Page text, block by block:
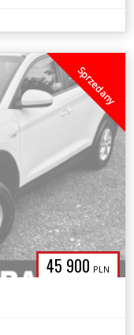
45 900 PLN
Sprzedany